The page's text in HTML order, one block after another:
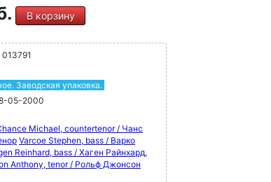
В корзину
Заводская упаковка.
05-2000
Michael, countertenor / Чанс
Varcoe Stephen, bass / Варко
Reinhard, bass / Хаген Райнхард,
Anthony, tenor / Рольф Джонсон